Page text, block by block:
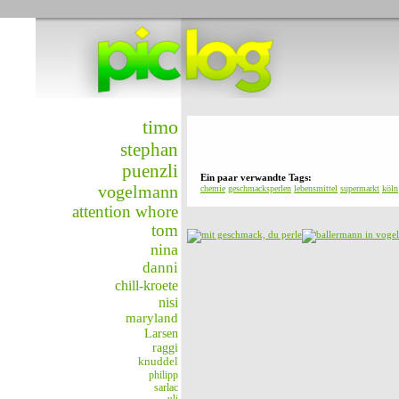
timo
stephan
puenzli
vogelmann
attention whore
tom
nina
danni
chill-kroete
nisi
maryland
Larsen
raggi
knuddel
philipp
sarlac
Ein paar verwandte Tags:
chemie geschmacksperlen lebensmittel supermarkt köln